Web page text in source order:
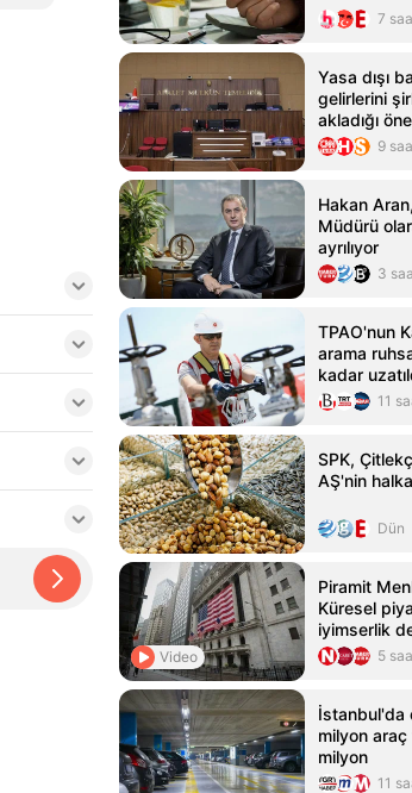
7
Yasa dışı
gelirlerini
akladığı
için
9
Hakan
Müdürü
ayrılıyor
3
TPAO'nun
arama
kadar
11
SPK,
AŞ'nin
Dün
Video
Piramit
Küresel
iyimserlik
5
İstanbul'da
milyon araç
milyon
11